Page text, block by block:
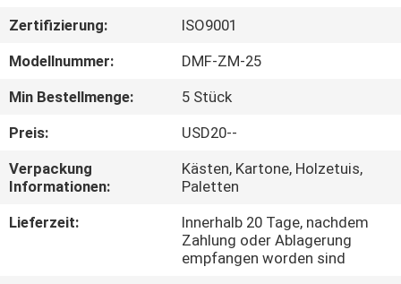
FABRIK-
AUSFLUG
QUALITÄTSKONTROLLE
TRETEN
Zertifizierung:
ISO9001
Modellnummer:
DMF-ZM-25
Min Bestellmenge:
5 Stück
Preis:
USD20--
Verpackung
Informationen:
Kästen, Kartone, Holzetuis,
Paletten
Lieferzeit:
Innerhalb 20 Tage, nachdem
Zahlung oder Ablagerung
empfangen worden sind